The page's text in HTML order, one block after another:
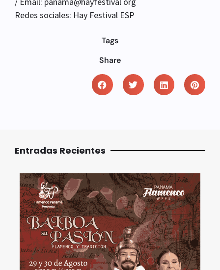
Redes sociales: Hay Festival ESP
Tags
Share
Entradas Recientes